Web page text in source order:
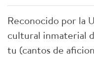
Reconocido por la
cultural inmaterial
tu (cantos de